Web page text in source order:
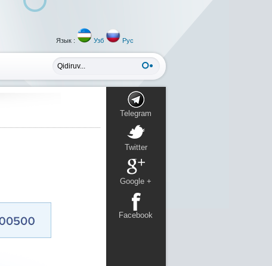
Язык : Узб Рус
Telegram
Twitter
Google +
Facebook